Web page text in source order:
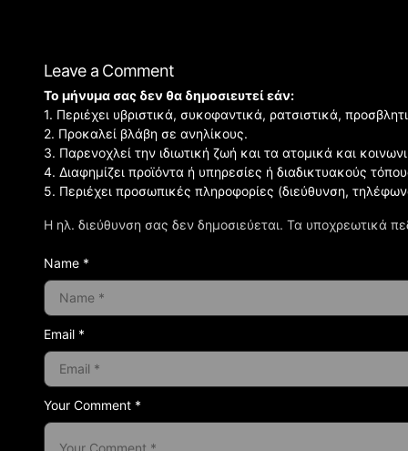
Leave a Comment
Η ηλ. διεύθυνση σας δεν δημοσιεύεται. Τα υποχρεωτικά
Your Comment *
Το μήνυμα σας δεν θα δημοσιευτεί εάν:
1. Περιέχει υβριστικά, συκοφαντικά, ρατσιστικά,
2. Προκαλεί βλάβη σε ανηλίκους.
3. Παρενοχλεί την ιδιωτική ζωή και τα ατομικά και
4. Διαφημίζει προϊόντα ή υπηρεσίες ή διαδικτυακούς
5. Περιέχει προσωπικές πληροφορίες (διεύθυνση,
Name *
Email *